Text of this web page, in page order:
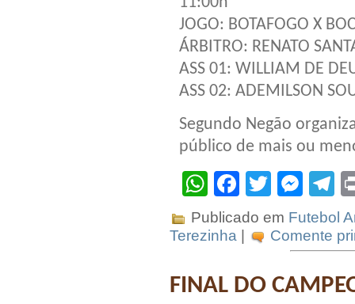
JOGO: BOTAFOGO X
ÁRBITRO: RENATO
ASS 01: WILLIAM DE
ASS 02: ADEMILSON
Segundo Negão
público de mais ou
WhatsApp
Facebook
Twitter
Publicado em Futebol
Terezinha
Comente
FINAL DO